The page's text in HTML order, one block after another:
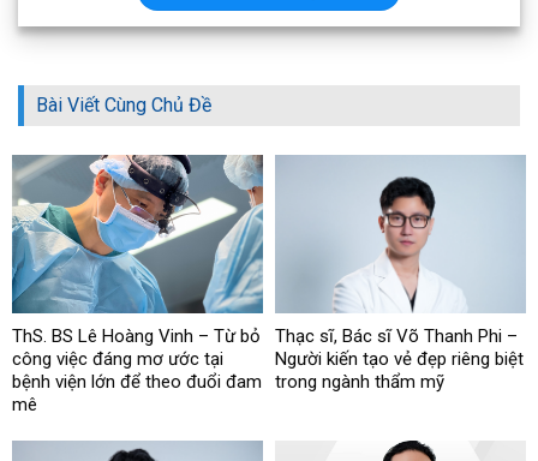
Bài Viết Cùng Chủ Đề
ThS. BS Lê Hoàng Vinh – Từ bỏ
công việc đáng mơ ước tại
bệnh viện lớn để theo đuổi đam
mê
Thạc sĩ, Bác sĩ Võ Thanh Phi –
Người kiến tạo vẻ đẹp riêng biệt
trong ngành thẩm mỹ